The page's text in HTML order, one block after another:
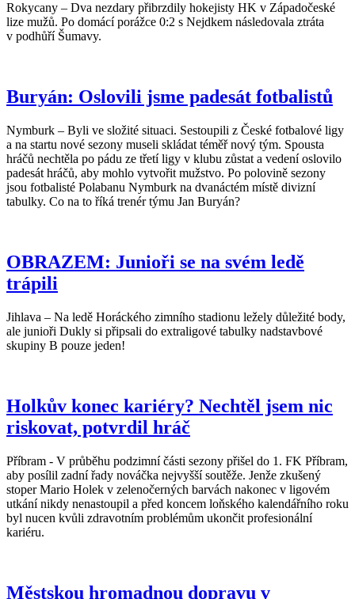
Rokycany – Dva nezdary přibrzdily hokejisty HK v Západočeské
lize mužů. Po domácí porážce 0:2 s Nejdkem následovala ztráta
v podhůří Šumavy.
Buryán: Oslovili jsme padesát fotbalistů
Nymburk – Byli ve složité situaci. Sestoupili z České fotbalové ligy
a na startu nové sezony museli skládat téměř nový tým. Spousta
hráčů nechtěla po pádu ze třetí ligy v klubu zůstat a vedení oslovilo
padesát hráčů, aby mohlo vytvořit mužstvo. Po polovině sezony
jsou fotbalisté Polabanu Nymburk na dvanáctém místě divizní
tabulky. Co na to říká trenér týmu Jan Buryán?
OBRAZEM: Junioři se na svém ledě
trápili
Jihlava – Na ledě Horáckého zimního stadionu ležely důležité body,
ale junioři Dukly si připsali do extraligové tabulky nadstavbové
skupiny B pouze jeden!
Holkův konec kariéry? Nechtěl jsem nic
riskovat, potvrdil hráč
Příbram - V průběhu podzimní části sezony přišel do 1. FK Příbram,
aby posílil zadní řady nováčka nejvyšší soutěže. Jenže zkušený
stoper Mario Holek v zelenočerných barvách nakonec v ligovém
utkání nikdy nenastoupil a před koncem loňského kalendářního roku
byl nucen kvůli zdravotním problémům ukončit profesionální
kariéru.
Městskou hromadnou dopravu v